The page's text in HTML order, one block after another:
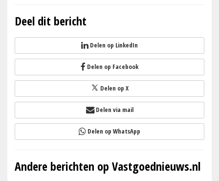
Deel dit bericht
Delen op LinkedIn
Delen op Facebook
Delen op X
Delen via mail
Delen op WhatsApp
Andere berichten op Vastgoednieuws.nl